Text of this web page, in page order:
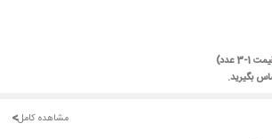
1-3 عدد)
مشاهده کامل<